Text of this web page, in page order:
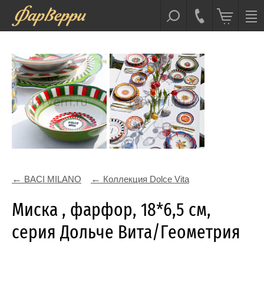
BACI MILANO Коллекция Dolce Vita
Миска , фарфор, 18*6,5 см,
серия Дольче Вита/Геометрия